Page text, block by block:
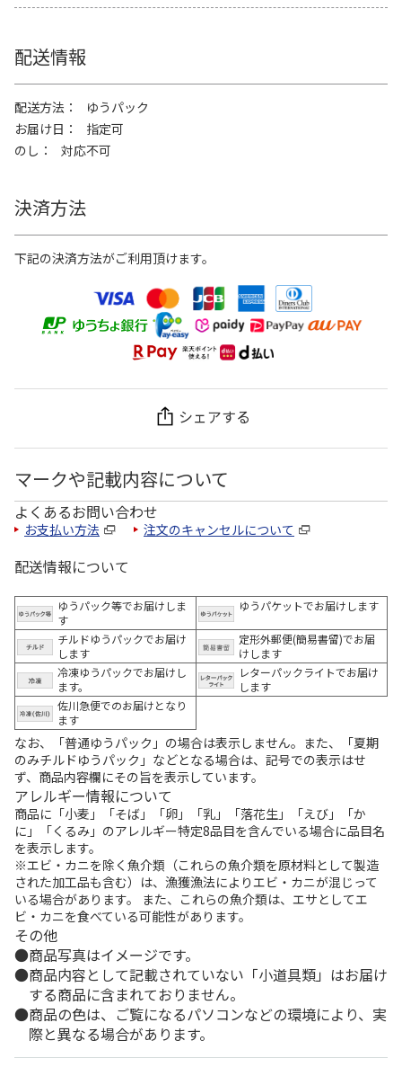
配送情報
配送方法
ゆうパック
お届け日
指定可
のし
対応不可
決済方法
下記の決済方法がご利用頂けます。
シェアする
マークや記載内容について
よくあるお問い合わせ
お支払い方法 注文のキャンセルについて
配送情報について
ゆうパック等でお届けしま
す
ゆうパケットでお届けします
チルドゆうパックでお届け
します
定形外郵便(簡易書留)でお届
けします
冷凍ゆうパックでお届けし
ます。
レターパックライトでお届け
します
佐川急便でのお届けとなり
ます
なお、「普通ゆうパック」の場合は表示しません。また、「夏期
のみチルドゆうパック」などとなる場合は、記号での表示はせ
ず、商品内容欄にその旨を表示しています。
アレルギー情報について
商品に「小麦」「そば」「卵」「乳」「落花生」「えび」「か
に」「くるみ」のアレルギー特定8品目を含んでいる場合に品目名
を表示します。
※エビ・カニを除く魚介類（これらの魚介類を原材料として製造
された加工品も含む）は、漁獲漁法によりエビ・カニが混じって
いる場合があります。 また、これらの魚介類は、エサとしてエ
ビ・カニを食べている可能性があります。
その他
商品写真はイメージです。
商品内容として記載されていない「小道具類」はお届け
する商品に含まれておりません。
商品の色は、ご覧になるパソコンなどの環境により、実
際と異なる場合があります。